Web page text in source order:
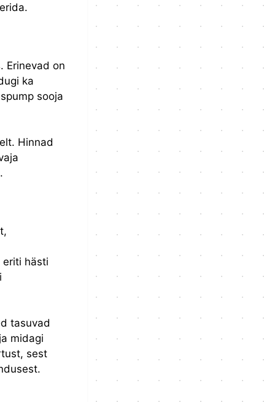
Erinevad on
ka
sooja
Hinnad
eriti hästi
tasuvad
midagi
sest